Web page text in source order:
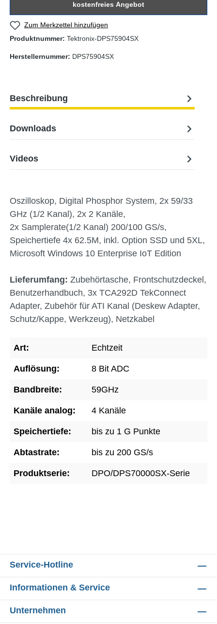
kostenfreies Angebot
Zum Merkzettel hinzufügen
Produktnummer: Tektronix-DPS75904SX
Herstellernummer: DPS75904SX
Beschreibung
Downloads
Videos
Oszilloskop, Digital Phosphor System, 2x 59/33
GHz (1/2 Kanal), 2x 2 Kanäle,
2x Samplerate(1/2 Kanal) 200/100 GS/s,
Speichertiefe 4x 62.5M, inkl. Option SSD und 5XL,
Microsoft Windows 10 Enterprise IoT Edition
Lieferumfang: Zubehörtasche, Frontschutzdeckel,
Benutzerhandbuch, 3x TCA292D TekConnect
Adapter, Zubehör für ATI Kanal (Deskew Adapter,
Schutz/Kappe, Werkzeug), Netzkabel
Art: Echtzeit
Auflösung: 8 Bit ADC
Bandbreite: 59GHz
Kanäle analog: 4 Kanäle
Speichertiefe: bis zu 1 G Punkte
Abtastrate: bis zu 200 GS/s
Produktserie: DPO/DPS70000SX-Serie
Service-Hotline
Informationen & Service
Unternehmen